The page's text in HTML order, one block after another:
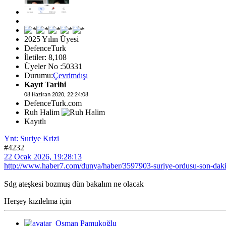
2025 Yılın Üyesi
DefenceTurk
İletiler: 8,108
Üyeler No :50331
Durumu:Çevrimdışı
Kayıt Tarihi
08 Haziran 2020, 22:24:08
DefenceTurk.com
Ruh Halim
Kayıtlı
Ynt: Suriye Krizi
#4232
22 Ocak 2026, 19:28:13
http://www.haber7.com/dunya/haber/3597903-suriye-ordusu-son-
Sdg ateşkesi bozmuş dün bakalım ne olacak
Herşey kızılelma için